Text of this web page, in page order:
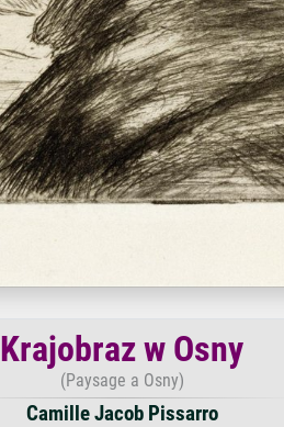
Krajobraz w Osny
(Paysage a Osny)
Camille Jacob Pissarro